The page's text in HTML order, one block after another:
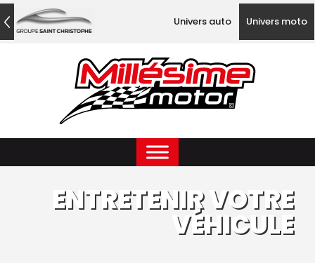
Univers auto Univers moto
ENTRETENIR VOTRE
VÉHICULE